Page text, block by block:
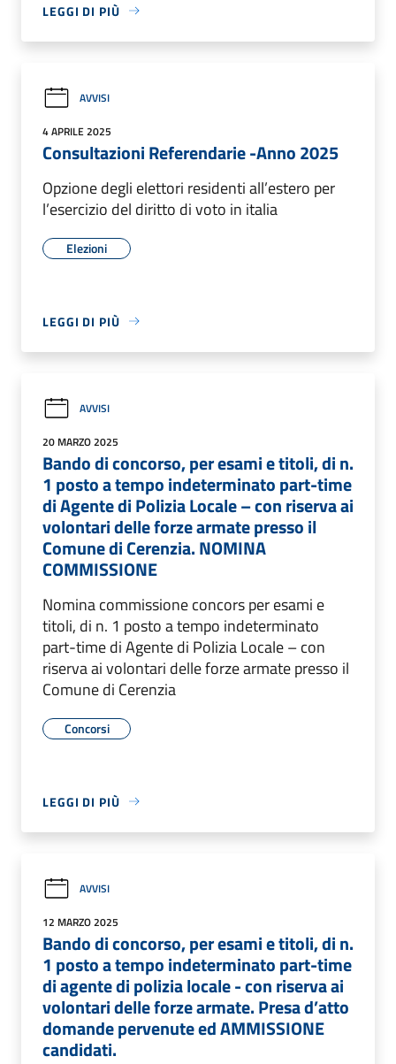
LEGGI DI PIÙ
AVVISI
4 APRILE 2025
Consultazioni Referendarie -Anno 2025
Opzione degli elettori residenti all’estero per
l’esercizio del diritto di voto in italia
Elezioni
LEGGI DI PIÙ
AVVISI
20 MARZO 2025
Bando di concorso, per esami e titoli, di n.
1 posto a tempo indeterminato part-time
di Agente di Polizia Locale – con riserva ai
volontari delle forze armate presso il
Comune di Cerenzia. NOMINA
COMMISSIONE
Nomina commissione concors per esami e
titoli, di n. 1 posto a tempo indeterminato
part-time di Agente di Polizia Locale – con
riserva ai volontari delle forze armate presso il
Comune di Cerenzia
Concorsi
LEGGI DI PIÙ
AVVISI
12 MARZO 2025
Bando di concorso, per esami e titoli, di n.
1 posto a tempo indeterminato part-time
di agente di polizia locale - con riserva ai
volontari delle forze armate. Presa d’atto
domande pervenute ed AMMISSIONE
candidati.